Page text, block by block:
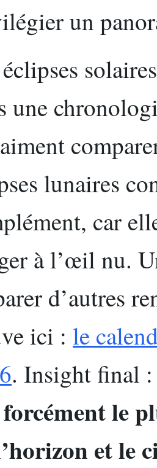
un
une
lunaires
car
à l’œil nu.
d’autres
ici : le
. Insight final
le
et le